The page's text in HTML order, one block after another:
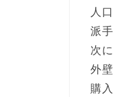
人
派
次
外
購